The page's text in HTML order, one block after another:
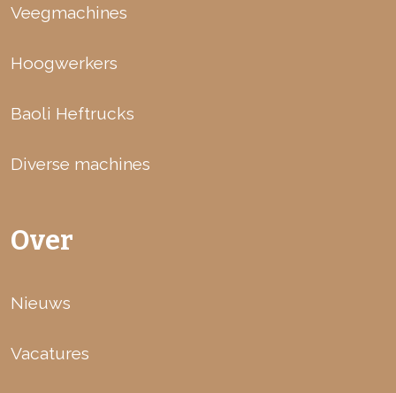
Veegmachines
Hoogwerkers
Baoli Heftrucks
Diverse machines
Over
Nieuws
Vacatures